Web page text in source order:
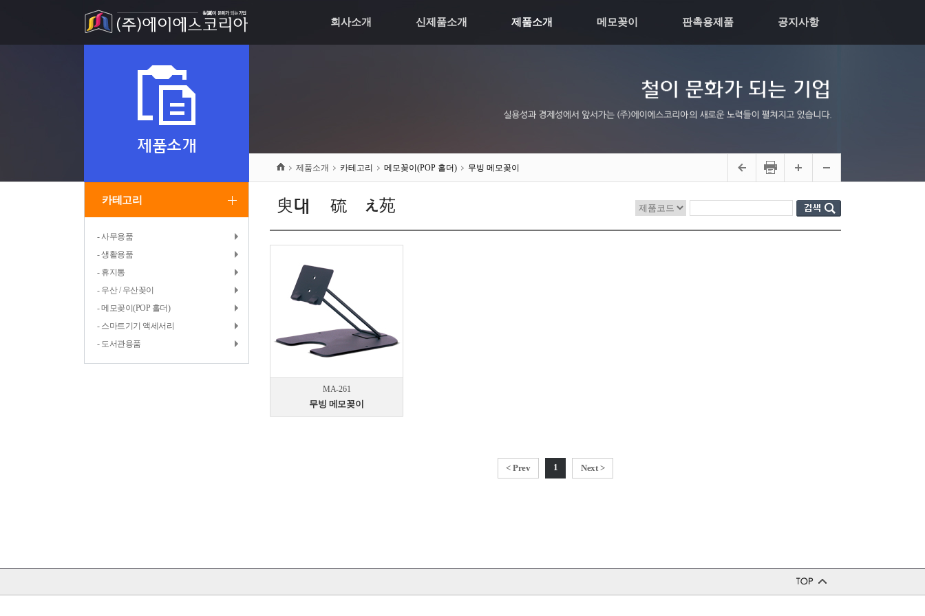
공지사항
판촉용제품
메모꽂이
제품소개
신제품소개
회사소개
제품소개
카테고리
- 사무용품
- 생활용품
- 휴지통
- 우산 / 우산꽂이
- 메모꽂이(POP 홀더)
- 스마트기기 액세서리
- 도서관용품
제품소개 카테고리 메모꽂이(POP 홀더) 무빙 메모꽂이
臾대튃 硫붾え苑귥씠
MA-261
무빙 메모꽂이
< Prev 1 Next >